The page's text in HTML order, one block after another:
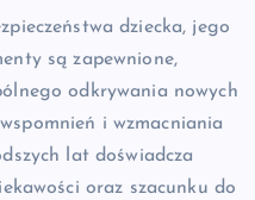
dziecka, jego
są zapewnione,
odkrywania nowych
i wzmacniania
lat doświadcza
oraz szacunku do